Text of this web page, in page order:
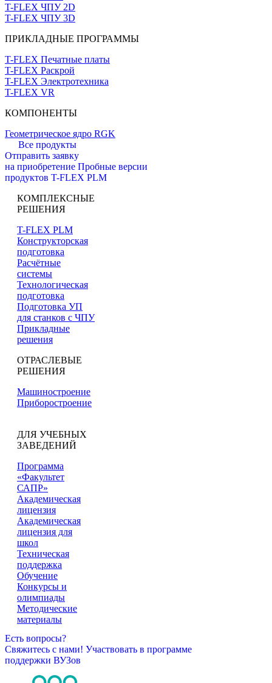
T-FLEX ЧПУ 2D
T-FLEX ЧПУ 3D
ПРИКЛАДНЫЕ ПРОГРАММЫ
T-FLEX Печатные платы
T-FLEX Раскрой
T-FLEX Электротехника
T-FLEX VR
КОМПОНЕНТЫ
Геометрическое ядро RGK
Все продукты
Отправить заявку
на приобретение Пробные версии
продуктов T-FLEX PLM
КОМПЛЕКСНЫЕ
РЕШЕНИЯ
T-FLEX PLM
Конструкторская
подготовка
Расчётные
системы
Технологическая
подготовка
Подготовка УП
для станков с ЧПУ
Прикладные
решения
ОТРАСЛЕВЫЕ
РЕШЕНИЯ
Машиностроение
Приборостроение
ДЛЯ УЧЕБНЫХ
ЗАВЕДЕНИЙ
Программа
«Факультет
САПР»
Академическая
лицензия
Академическая
лицензия для
школ
Техническая
поддержка
Обучение
Конкурсы и
олимпиады
Методические
материалы
Есть вопросы?
Свяжитесь с нами! Участвовать в программе
поддержки ВУЗов